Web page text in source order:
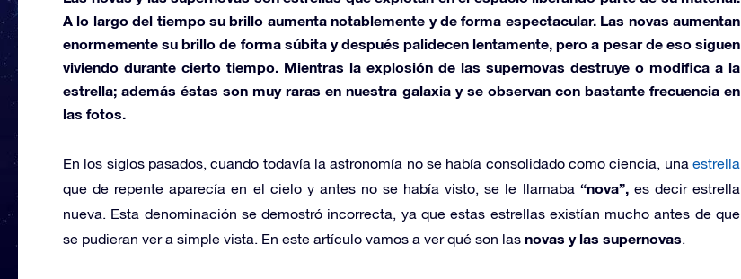
A lo largo del tiempo su brillo aumenta notablemente y de forma espectacular. Las novas aumentan
enormemente su brillo de forma súbita y después palidecen lentamente, pero a pesar de eso siguen
viviendo durante cierto tiempo. Mientras la explosión de las supernovas destruye o modifica a la
estrella; además éstas son muy raras en nuestra galaxia y se observan con bastante frecuencia en
las fotos.
En los siglos pasados, cuando todavía la astronomía no se había consolidado como ciencia, una estrella
que de repente aparecía en el cielo y antes no se había visto, se le llamaba “nova”,es decir estrella
nueva. Esta denominación se demostró incorrecta, ya que estas estrellas existían mucho antes de que
se pudieran ver a simple vista. En este artículo vamos a ver qué son las novas y las supernovas.